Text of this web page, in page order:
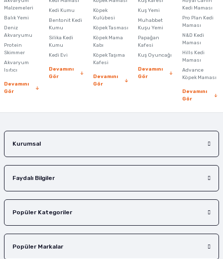
Ürün resmi kalitesiz, bozuk veya görüntülenemiyor.
Ürün açıklamasında eksik bilgiler bulunuyor.
Ürün bilgilerinde hatalar bulunuyor.
Ürün fiyatı diğer sitelerden daha pahalı.
Bu ürüne benzer farklı alternatifler olmalı.
Malzemeleri
Balık Yemi
Deniz
Akvaryumu
Protein
Skimmer
Akvaryum
Isıtıcı
Devamını
Gör
Kedi Kumu
Bentonit Kedi
Kumu
Silika Kedi
Kumu
Kedi Evi
Devamını
Gör
Köpek
Kulübesi
Köpek Tasması
Köpek Mama
Kabı
Köpek Taşıma
Kafesi
Devamını
Gör
Kuş Yemi
Muhabbet
Kuşu Yemi
Papağan
Kafesi
Kuş Oyuncağı
Devamını
Gör
Kedi Maması
Pro Plan Kedi
Maması
N&D Kedi
Maması
Hills Kedi
Maması
Advance
Köpek Maması
Devamını
Gör
Kurumsal
Faydalı Bilgiler
Popüler Kategoriler
Popüler Markalar